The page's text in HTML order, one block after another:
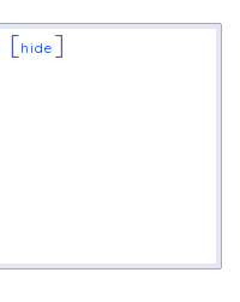
[hide ]